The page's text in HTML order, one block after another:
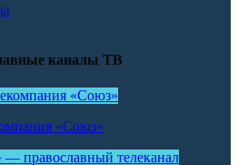
каналы ТВ
«Союз»